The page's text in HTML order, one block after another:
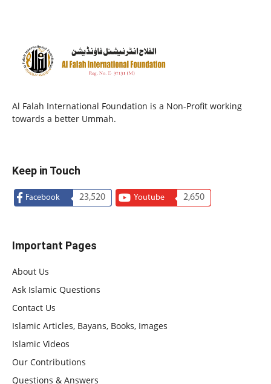
Al Falah International Foundation is a Non-Profit working
towards a better Ummah.
Keep in Touch
Facebook 23,520 Youtube 2,650
Important Pages
About Us
Ask Islamic Questions
Contact Us
Islamic Articles, Bayans, Books, Images
Islamic Videos
Our Contributions
Questions & Answers